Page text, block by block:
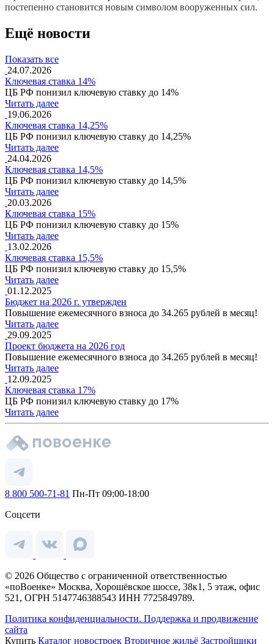
постепенно становится новым символом вооруженных сил.
Ещё новости
Показать все
24.07.2026
Ключевая ставка 14%
ЦБ РФ понизил ключевую ставку до 14%
Читать далее
19.06.2026
Ключевая ставка 14,25%
ЦБ РФ понизил ключевую ставку до 14,25%
Читать далее
24.04.2026
Ключевая ставка 14,5%
ЦБ РФ понизил ключевую ставку до 14,5%
Читать далее
20.03.2026
Ключевая ставка 15%
ЦБ РФ понизил ключевую ставку до 15%
Читать далее
13.02.2026
Ключевая ставка 15,5%
ЦБ РФ понизил ключевую ставку до 15,5%
Читать далее
01.12.2025
Бюджет на 2026 г. утвержден
Повышение ежемесячного взноса до 34.265 рублей в месяц!
Читать далее
29.09.2025
Проект бюджета на 2026 год
Повышение ежемесячного взноса до 34.265 рублей в месяц!
Читать далее
12.09.2025
Ключевая ставка 17%
ЦБ РФ понизил ключевую ставку до 17%
Читать далее
8 800 500-71-81 Пн-Пт 09:00-18:00
Соцсети
© 2026 Общество с ограниченной ответственностью
«поВоенке» Москва, Хорошёвское шоссе, 38к1, 5 этаж, офис
521, ОГРН 5147746388543 ИНН 7725849789.
Политика конфиденциальности. Поддержка и продвижение
сайта
Купить Каталог новостроек Вторичное жильё Застройщики